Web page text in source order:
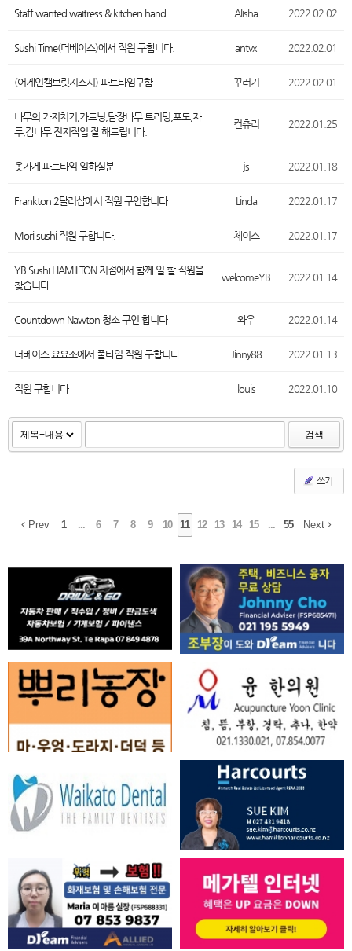
Staff wanted waitress & kitchen hand Alisha 2022.02.02
Sushi Time(더베이스)에서 직원 구합니다. antvx 2022.02.01
(어게인캠브릿지스시) 파트타임구함 꾸러기 2022.02.01
나무의 가지치기,가드닝,담장나무 트리밍,포도,자
두,감나무 전지작업 잘 해드립니다.
컨츄리 2022.01.25
옷가게 파트타임 일하실분 js 2022.01.18
Frankton 2달러샵에서 직원 구인합니다 Linda 2022.01.17
Mori sushi 직원 구합니다. 체이스 2022.01.17
YB Sushi HAMILTON 지점에서 함께 일 할 직원을
찾습니다
welcomeYB 2022.01.14
Countdown Nawton 청소 구인 합니다 와우 2022.01.14
더베이스 요요소에서 풀타임 직원 구합니다. Jinny88 2022.01.13
직원 구합니다 louis 2022.01.10
검색
쓰기
Prev 1 ... 6 7 8 9 10 11 12 13 14 15 ... 55 Next